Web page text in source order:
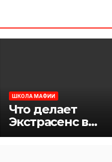
ШКОЛА МАФИИ
Что делает
Экстрасенс в
игре Мафия